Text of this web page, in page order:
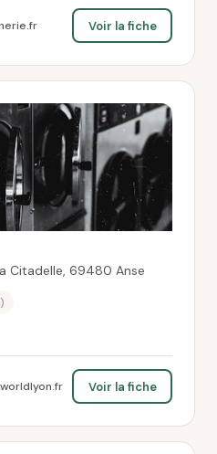
Voir la fiche
Citadelle, 69480 Anse
Voir la fiche